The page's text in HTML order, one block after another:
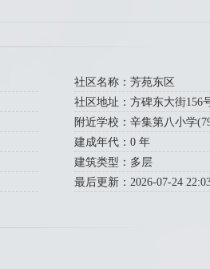
社区名称：芳苑东区
社区地址：方碑东大街156
附近学校：辛集第八小学
建成年代：0 年
建筑类型：多层
最后更新：2026-07-24